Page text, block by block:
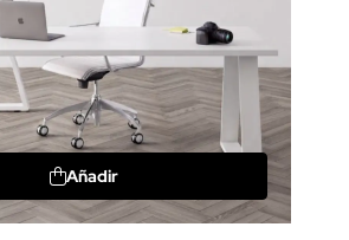
Añadir